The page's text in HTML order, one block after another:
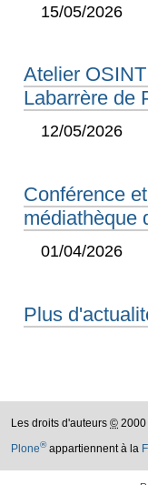
15/05/2026
Atelier
Labarrère de
12/05/2026
Conférence
médiathèque
01/04/2026
Plus
Les droits d'auteurs © 2000
Plone®appartiennent à la